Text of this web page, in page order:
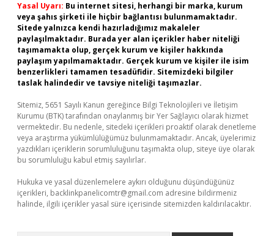
Yasal Uyarı: Bu internet sitesi, herhangi bir marka, kurum
veya şahıs şirketi ile hiçbir bağlantısı bulunmamaktadır.
Sitede yalnızca kendi hazırladığımız makaleler
paylaşılmaktadır. Burada yer alan içerikler haber niteliği
taşımamakta olup, gerçek kurum ve kişiler hakkında
paylaşım yapılmamaktadır. Gerçek kurum ve kişiler ile isim
benzerlikleri tamamen tesadüfidir. Sitemizdeki bilgiler
taslak halindedir ve tavsiye niteliği taşımazlar.
Sitemiz, 5651 Sayılı Kanun gereğince Bilgi Teknolojileri ve İletişim
Kurumu (BTK) tarafından onaylanmış bir Yer Sağlayıcı olarak hizmet
vermektedir. Bu nedenle, sitedeki içerikleri proaktif olarak denetleme
veya araştırma yükümlülüğümüz bulunmamaktadır. Ancak, üyelerimiz
yazdıkları içeriklerin sorumluluğunu taşımakta olup, siteye üye olarak
bu sorumluluğu kabul etmiş sayılırlar.
Hukuka ve yasal düzenlemelere aykırı olduğunu düşündüğünüz
içerikleri, backlinkpanelicomtr@gmail.com adresine bildirmeniz
halinde, ilgili içerikler yasal süre içerisinde sitemizden kaldırılacaktır.